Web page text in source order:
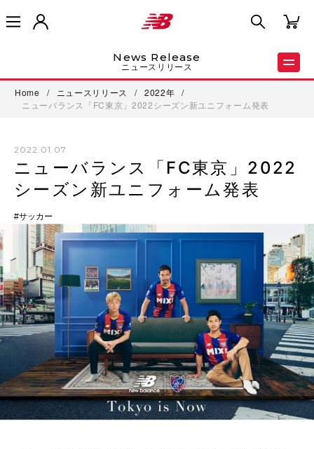
News Release
ニュースリリース
Home / ニュースリリース / 2022年
/
ニューバランス「FC東京」2022シーズン新ユニフォーム発表
2022.01.07
ニューバランス「FC東京」2022
シーズン新ユニフォーム発表
サッカー